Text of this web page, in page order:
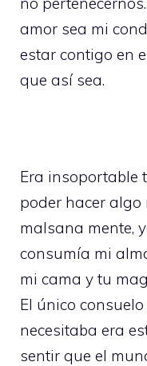
amor sea mi
estar contigo en
que así sea.
Era insoportable
poder hacer algo
malsana mente,
consumía mi
mi cama y tu
El único
necesitaba era
sentir que el